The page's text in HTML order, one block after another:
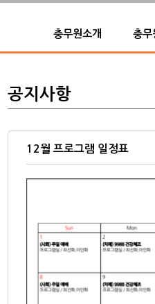
충무원소개 충무
공지사항
12월 프로그램 일정표